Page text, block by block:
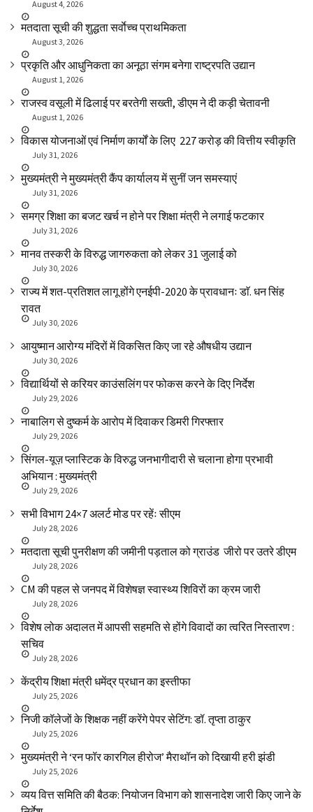
August 4, 2026
मतदाता सूची की शुद्धता सर्वाेच्च प्राथमिकता
August 3, 2026
प्रकृति और आधुनिकता का अनूठा संगम बनेगा राष्ट्रपति उद्यान
August 1, 2026
राजस्व वसूली में ढिलाई पर बरतेगी सख्ती, डीएम ने दी कड़ी चेतावनी
August 1, 2026
विकास योजनाओं एवं निर्माण कार्यों के लिए ₹ 227 करोड़ की वित्तीय स्वीकृति
July 31, 2026
मुख्यमंत्री ने मुख्यमंत्री कैंप कार्यालय में सुनीं जन समस्याएं
July 31, 2026
समग्र शिक्षा का बजट खर्च न होने पर शिक्षा मंत्री ने लगाई फटकार
July 31, 2026
मानव तस्करी के विरुद्ध जागरुकता को लेकर 31 जुलाई को
July 30, 2026
राज्य में शत-प्रतिशत लागू होंगे एनईपी-2020 के प्रावधानः डाॅ. धन सिंह
रावत
July 30, 2026
आयुष्मान आरोग्य मंदिरों में विकसित किए जा रहे औषधीय उद्यान
July 30, 2026
विद्यार्थियों से करियर काउंसलिंग पर फोकस करने के दिए निर्देश
July 29, 2026
नाबालिग से दुष्कर्म के आरोप में दिवाकर डिमरी गिरफ्तार
July 29, 2026
सिंगल-यूज़ प्लास्टिक के विरुद्ध जनभागीदारी से चलाना होगा प्रभावी
अभियान : मुख्यमंत्री
July 29, 2026
सभी विभाग 24×7 अलर्ट मोड पर रहेंः सीएम
July 28, 2026
मतदाता सूची पुनरीक्षण की जमीनी पड़ताल को ग्राउंड जीरो पर उतरे डीएम
July 28, 2026
CM की पहल से जनपद में विशेषज्ञ स्वास्थ्य शिविरों का क्रम जारी
July 28, 2026
विशेष लोक अदालत में आपसी सहमति से होंगे विवादों का त्वरित निस्तारण :
सचिव
July 28, 2026
केंद्रीय शिक्षा मंत्री धमेंद्र प्रधान का इस्तीफा
July 25, 2026
निजी कॉलेजों के शिक्षक नहीं करेंगे पेपर सेटिंग: डॉ. तृप्ता ठाकुर
July 25, 2026
मुख्यमंत्री ने ‘रन फॉर कारगिल हीरोज’ मैराथॉन को दिखायी हरी झंडी
July 25, 2026
व्यय वित्त समिति की बैठक: नियोजन विभाग को शासनादेश जारी किए जाने के